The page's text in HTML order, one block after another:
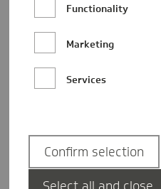
Nicole Knabe
Functionality
Marketing
Services
Confirm selection